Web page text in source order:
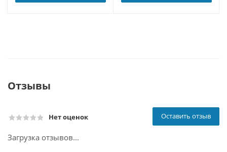
Отзывы
Нет оценок Оставить отзыв
Загрузка отзывов...